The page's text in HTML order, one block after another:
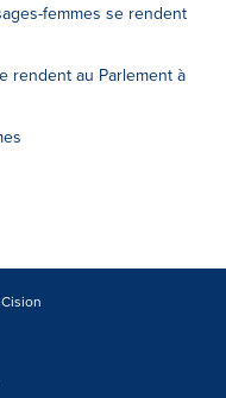
femmes se rendent
rendent au Parlement à